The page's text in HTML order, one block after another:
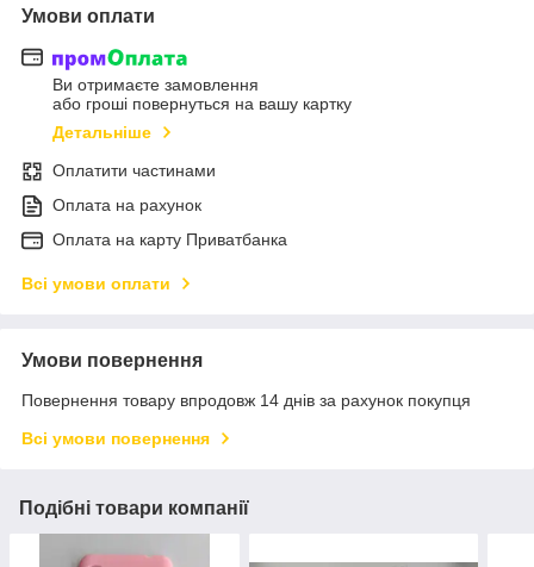
Умови оплати
Ви отримаєте замовлення
або гроші повернуться на вашу картку
Детальніше
Оплатити частинами
Оплата на рахунок
Оплата на карту Приватбанка
Всі умови оплати
Умови повернення
Повернення товару впродовж 14 днів за рахунок покупця
Всі умови повернення
Подібні товари компанії